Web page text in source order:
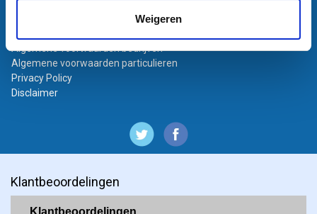
Weigeren
Bestanden aanleveren
Algemene voorwaarden bedrijven
Algemene voorwaarden particulieren
Privacy Policy
Disclaimer
Klantbeoordelingen